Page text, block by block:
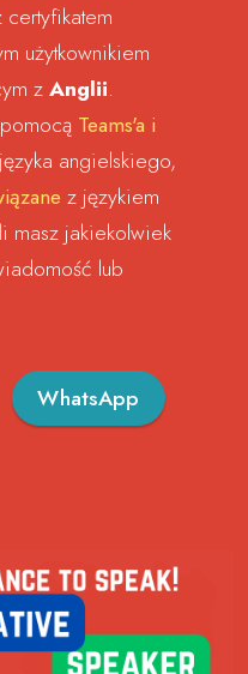
użytkownikiem
zAnglii.
Teams'a i
angielskiego,
z językiem
masz jakiekolwiek
lub
WhatsApp